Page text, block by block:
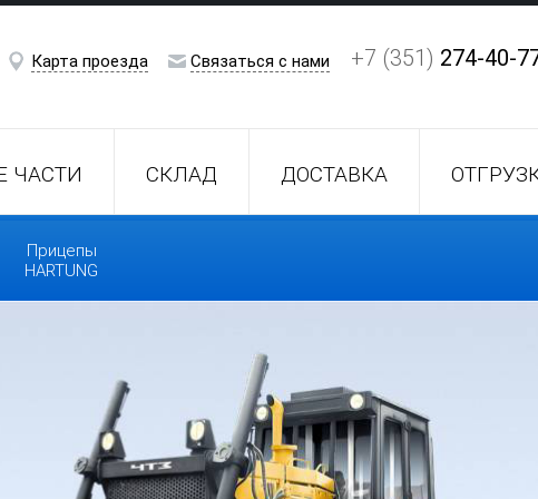
Карта проезда Связаться с нами +7 (351) 274-40-
ЧАСТИ СКЛАД ДОСТАВКА
Прицепы
HARTUNG